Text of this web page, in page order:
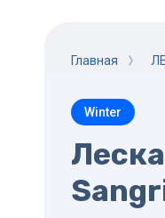
Главная
Winter